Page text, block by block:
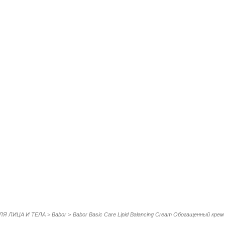
ЛИЦА И ТЕЛА > Babor > Babor Basic Care Lipid Balancing Cream Обогащенный крем